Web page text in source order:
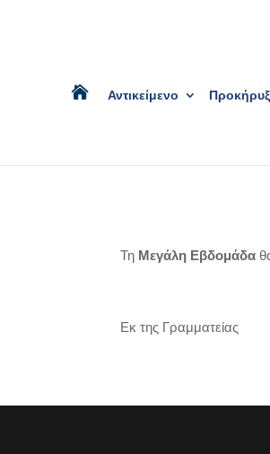
Αντικείμενο
Τη Μεγάλη Εβδομάδα
Εκ της Γραμματείας